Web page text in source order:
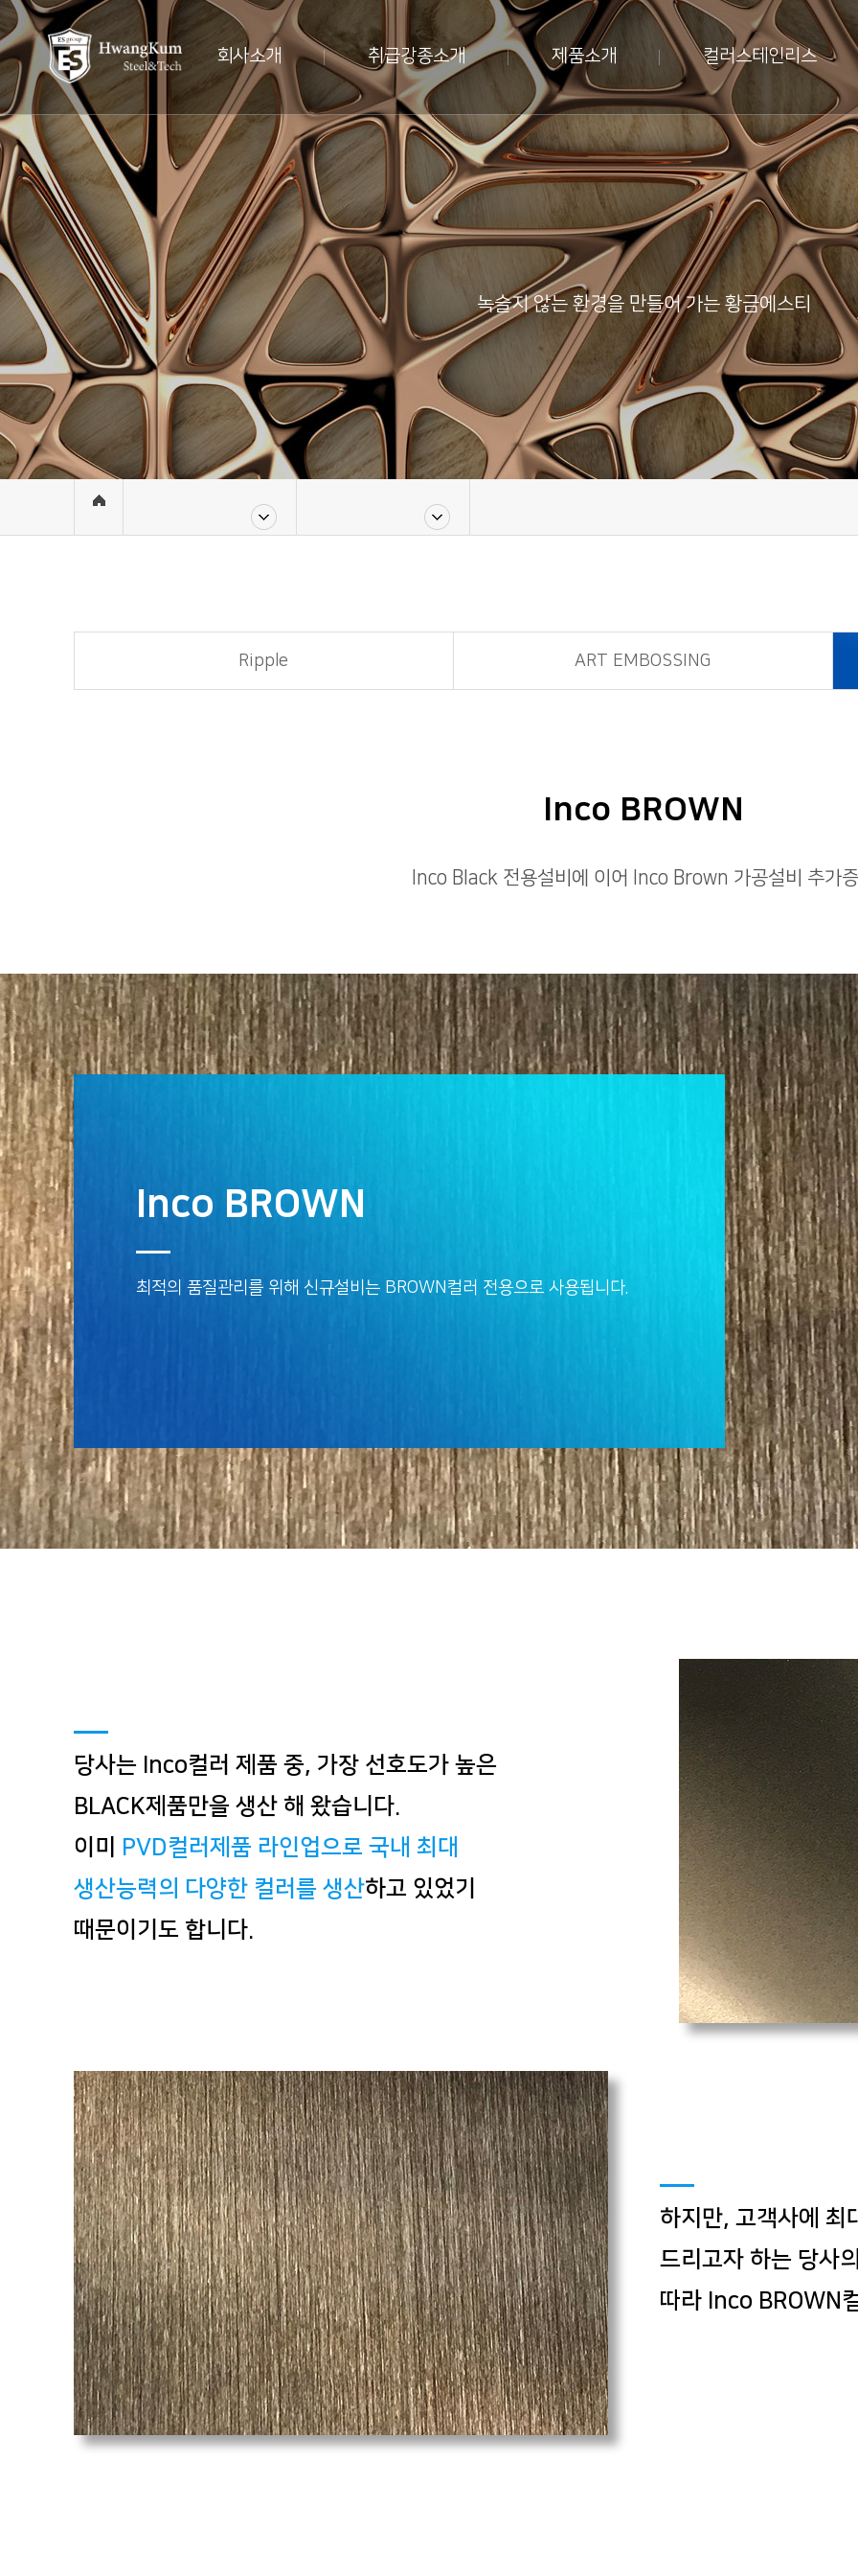
회사소개 취급강종소개 제품소개 컬러스테인리스
녹슬지 않는 환경을 만들어 가는 황금에스티
Ripple ART EMBOSSING
Inco BROWN
Inco Black 전용설비에 이어 Inco Brown 가공설비 추가
Inco BROWN
최적의 품질관리를 위해 신규설비는 BROWN컬러 전용으로 사용됩니다.
당사는 Inco컬러 제품 중, 가장 선호도가 높은
BLACK제품만을 생산 해 왔습니다.
이미
PVD컬러제품 라인업으로 국내 최대
생산능력의 다양한 컬러를 생산하고 있었기
때문이기도 합니다.
하지만, 고객사에 최
드리고자 하는 당사
따라 Inco BROWN